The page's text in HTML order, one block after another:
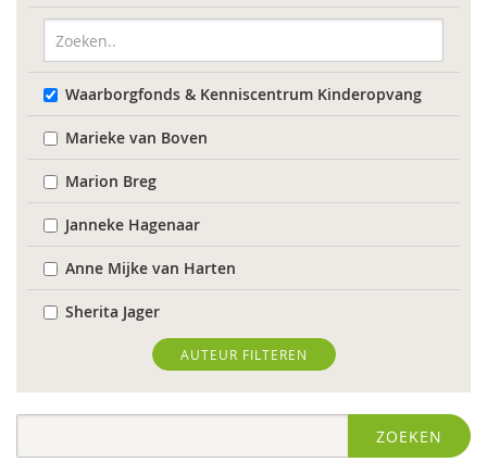
Waarborgfonds & Kenniscentrum Kinderopvang
Marieke van Boven
Marion Breg
Janneke Hagenaar
Anne Mijke van Harten
Sherita Jager
Jelka Matlung
Ellis van der Meulen
AUTEUR FILTEREN
ZOEKEN